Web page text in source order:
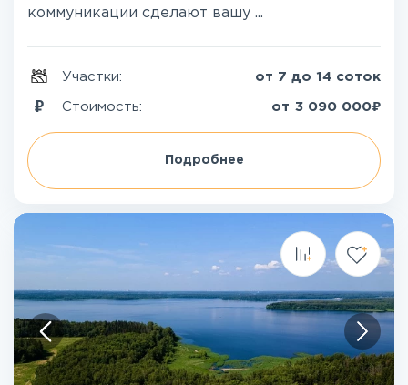
коммуникации сделают вашу ...
Участки: от 7 до 14 соток
Стоимость: от 3 090 000₽
Подробнее